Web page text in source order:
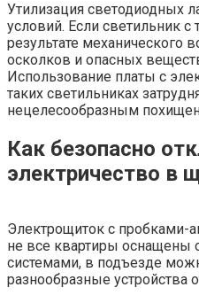
Утилизация светодиодных
условий. Если светильник
результате механического
осколков и опасных
Использование платы с
таких светильниках
нецелесообразным
Как безопасно
электричество в
Электрощиток с пробками-
не все квартиры
системами, в подъезде
разнообразные устройства